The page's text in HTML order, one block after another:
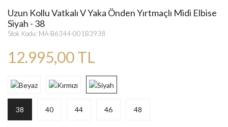
Uzun Kollu Vatkalı V Yaka Önden Yırtmaçlı Midi Elbise
Siyah - 38
Stok Kodu: MA-B6344-001B3938
12.995,00 TL
38 40 44 46 48